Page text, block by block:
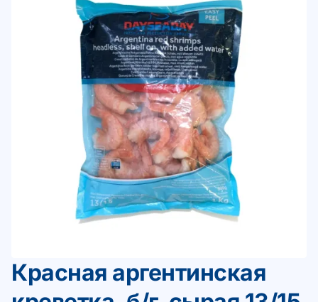
🔥 Bestseller
Красная аргентинская